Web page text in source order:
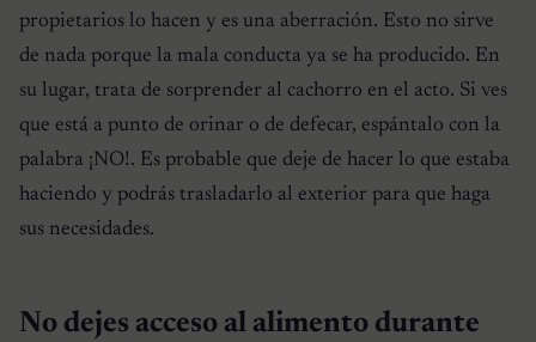
propietarios lo hacen y es una aberración. Esto no sirve
de nada porque la mala conducta ya se ha producido. En
su lugar, trata de sorprender al cachorro en el acto. Si ves
que está a punto de orinar o de defecar, espántalo con la
palabra ¡NO!. Es probable que deje de hacer lo que estaba
haciendo y podrás trasladarlo al exterior para que haga
sus necesidades.
No dejes acceso al alimento durante